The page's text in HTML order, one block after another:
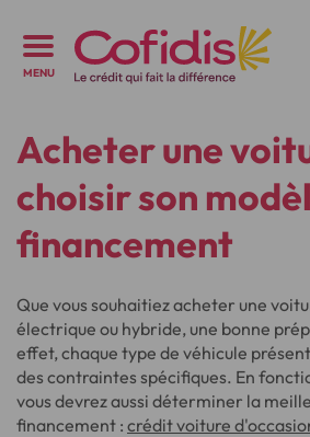
MENU
Acheter une
choisir son
financement
Que vous souhaitiez acheter une
électrique ou hybride, une bonne
effet, chaque type de véhicule
des contraintes spécifiques. En
vous devrez aussi déterminer la
financement : crédit voiture